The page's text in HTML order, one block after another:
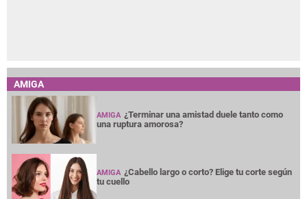
AMIGA
AMIGA ¿Terminar una amistad duele tanto como
una ruptura amorosa?
AMIGA ¿Cabello largo o corto? Elige tu corte según
tu cuello